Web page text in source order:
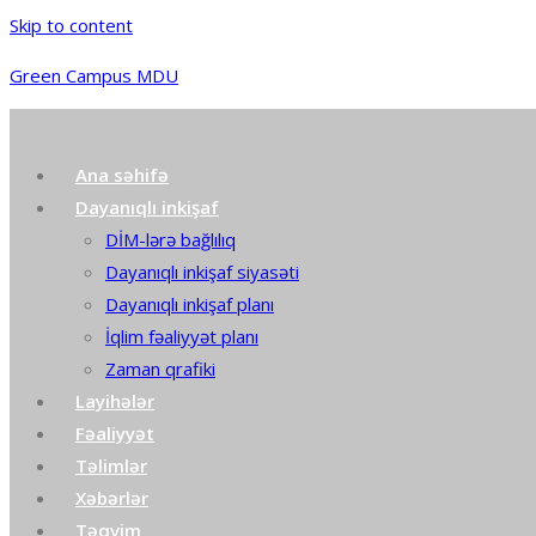
Skip to content
Green Campus MDU
Ana səhifə
Dayanıqlı inkişaf
DİM-lərə bağlılıq
Dayanıqlı inkişaf siyasəti
Dayanıqlı inkişaf planı
İqlim fəaliyyət planı
Zaman qrafiki
Layihələr
Fəaliyyət
Təlimlər
Xəbərlər
Təqvim